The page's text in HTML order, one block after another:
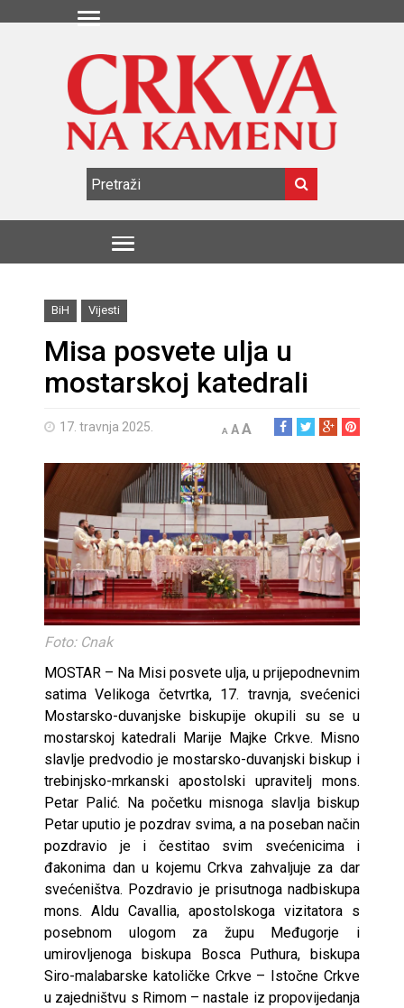
BiH Vijesti
Misa posvete ulja u
mostarskoj katedrali
17. travnja 2025. A AA
Foto: Cnak
MOSTAR – Na Misi posvete ulja, u prijepodnevnim
satima Velikoga četvrtka, 17. travnja, svećenici
Mostarsko-duvanjske biskupije okupili su se u
mostarskoj katedrali Marije Majke Crkve. Misno
slavlje predvodio je mostarsko-duvanjski biskup i
trebinjsko-mrkanski apostolski upravitelj mons.
Petar Palić. Na početku misnoga slavlja biskup
Petar uputio je pozdrav svima, a na poseban način
pozdravio je i čestitao svim svećenicima i
đakonima dan u kojemu Crkva zahvaljuje za dar
svećeništva. Pozdravio je prisutnoga nadbiskupa
mons. Aldu Cavallia, apostolskoga vizitatora s
posebnom ulogom za župu Međugorje i
umirovljenoga biskupa Bosca Puthura, biskupa
Siro-malabarske katoličke Crkve – Istočne Crkve
u zajedništvu s Rimom – nastale iz propovijedanja